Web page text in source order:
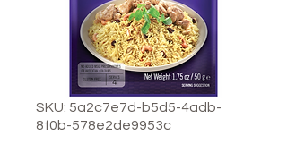
SKU: 5a2c7e7d-b5d5-4adb-
8f0b-578e2de9953c